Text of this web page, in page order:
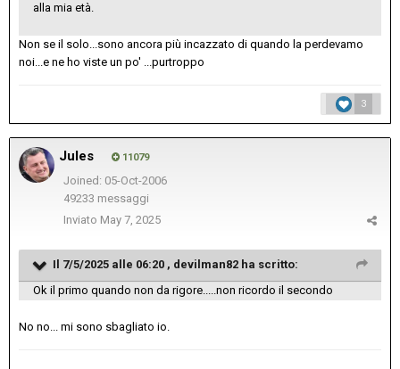
alla mia età.
Non se il solo...sono ancora più incazzato di quando la perdevamo
noi...e ne ho viste un po' ...purtroppo
3
Jules 11079
Joined: 05-Oct-2006
49233 messaggi
Inviato May 7, 2025
Il 7/5/2025 alle 06:20 , devilman82 ha scritto:
Ok il primo quando non da rigore.....non ricordo il secondo
No no... mi sono sbagliato io.